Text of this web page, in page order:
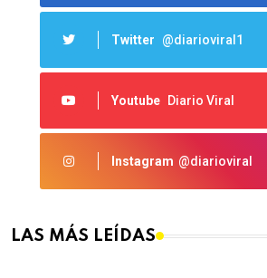
Twitter @diarioviral1
Youtube Diario Viral
Instagram @diarioviral
LAS MÁS LEÍDAS